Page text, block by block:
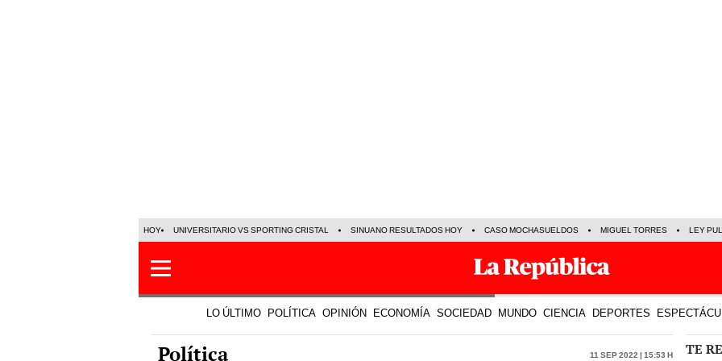
LO ÚLTIMO POLÍTICA OPINIÓN ECONOMÍA SOCIEDAD MUNDO CIENCIA DEPORTES
Política 11 Sep 2022 | 15:53 h TE